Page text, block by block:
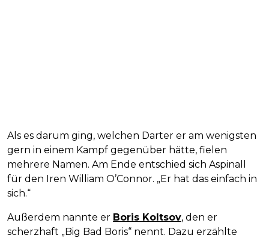
Als es darum ging, welchen Darter er am wenigsten
gern in einem Kampf gegenüber hätte, fielen
mehrere Namen. Am Ende entschied sich Aspinall
für den Iren William O’Connor. „Er hat das einfach in
sich.“
Außerdem nannte er Boris Koltsov, den er
scherzhaft „Big Bad Boris“ nennt. Dazu erzählte